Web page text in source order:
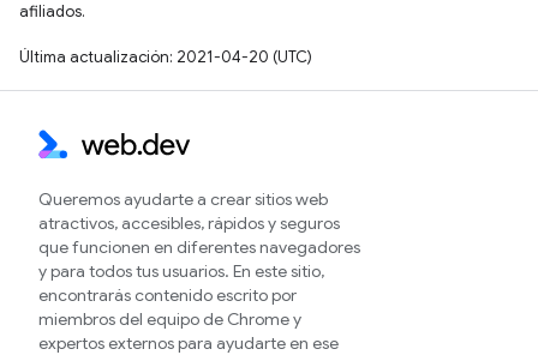
afiliados.
Última actualización: 2021-04-20 (UTC)
Queremos ayudarte a crear sitios web
atractivos, accesibles, rápidos y seguros
que funcionen en diferentes navegadores
y para todos tus usuarios. En este sitio,
encontrarás contenido escrito por
miembros del equipo de Chrome y
expertos externos para ayudarte en ese